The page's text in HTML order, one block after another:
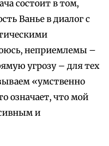
состоит в том,
Ванье в диалог с
неприемлемы –
угрозу – для тех
«умственно
означает, что мой
и